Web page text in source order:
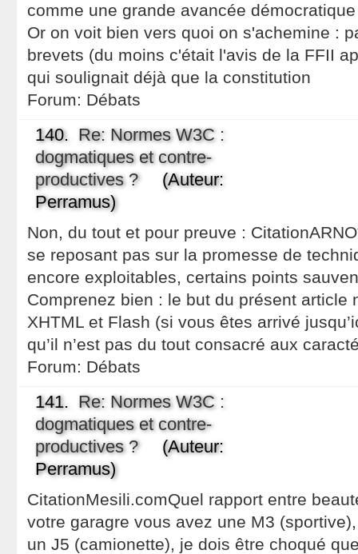
comme une grande avancée
Or on voit bien vers quoi on s'achemine :
brevets (du moins c'était l'avis de la FFII
qui soulignait déjà que la constitution
Forum: Débats
140. Re: Normes W3C :
dogmatiques et contre-
productives ?(Auteur:
Perramus)
Non, du tout et pour preuve :
se reposant pas sur la promesse de
encore exploitables, certains points
Comprenez bien : le but du présent article
XHTML et Flash (si vous êtes arrivé
qu’il n’est pas du tout consacré aux
Forum: Débats
141. Re: Normes W3C :
dogmatiques et contre-
productives ?(Auteur:
Perramus)
CitationMesili.comQuel rapport entre
votre garagre vous avez une M3
un J5 (camionette), je dois être choqué